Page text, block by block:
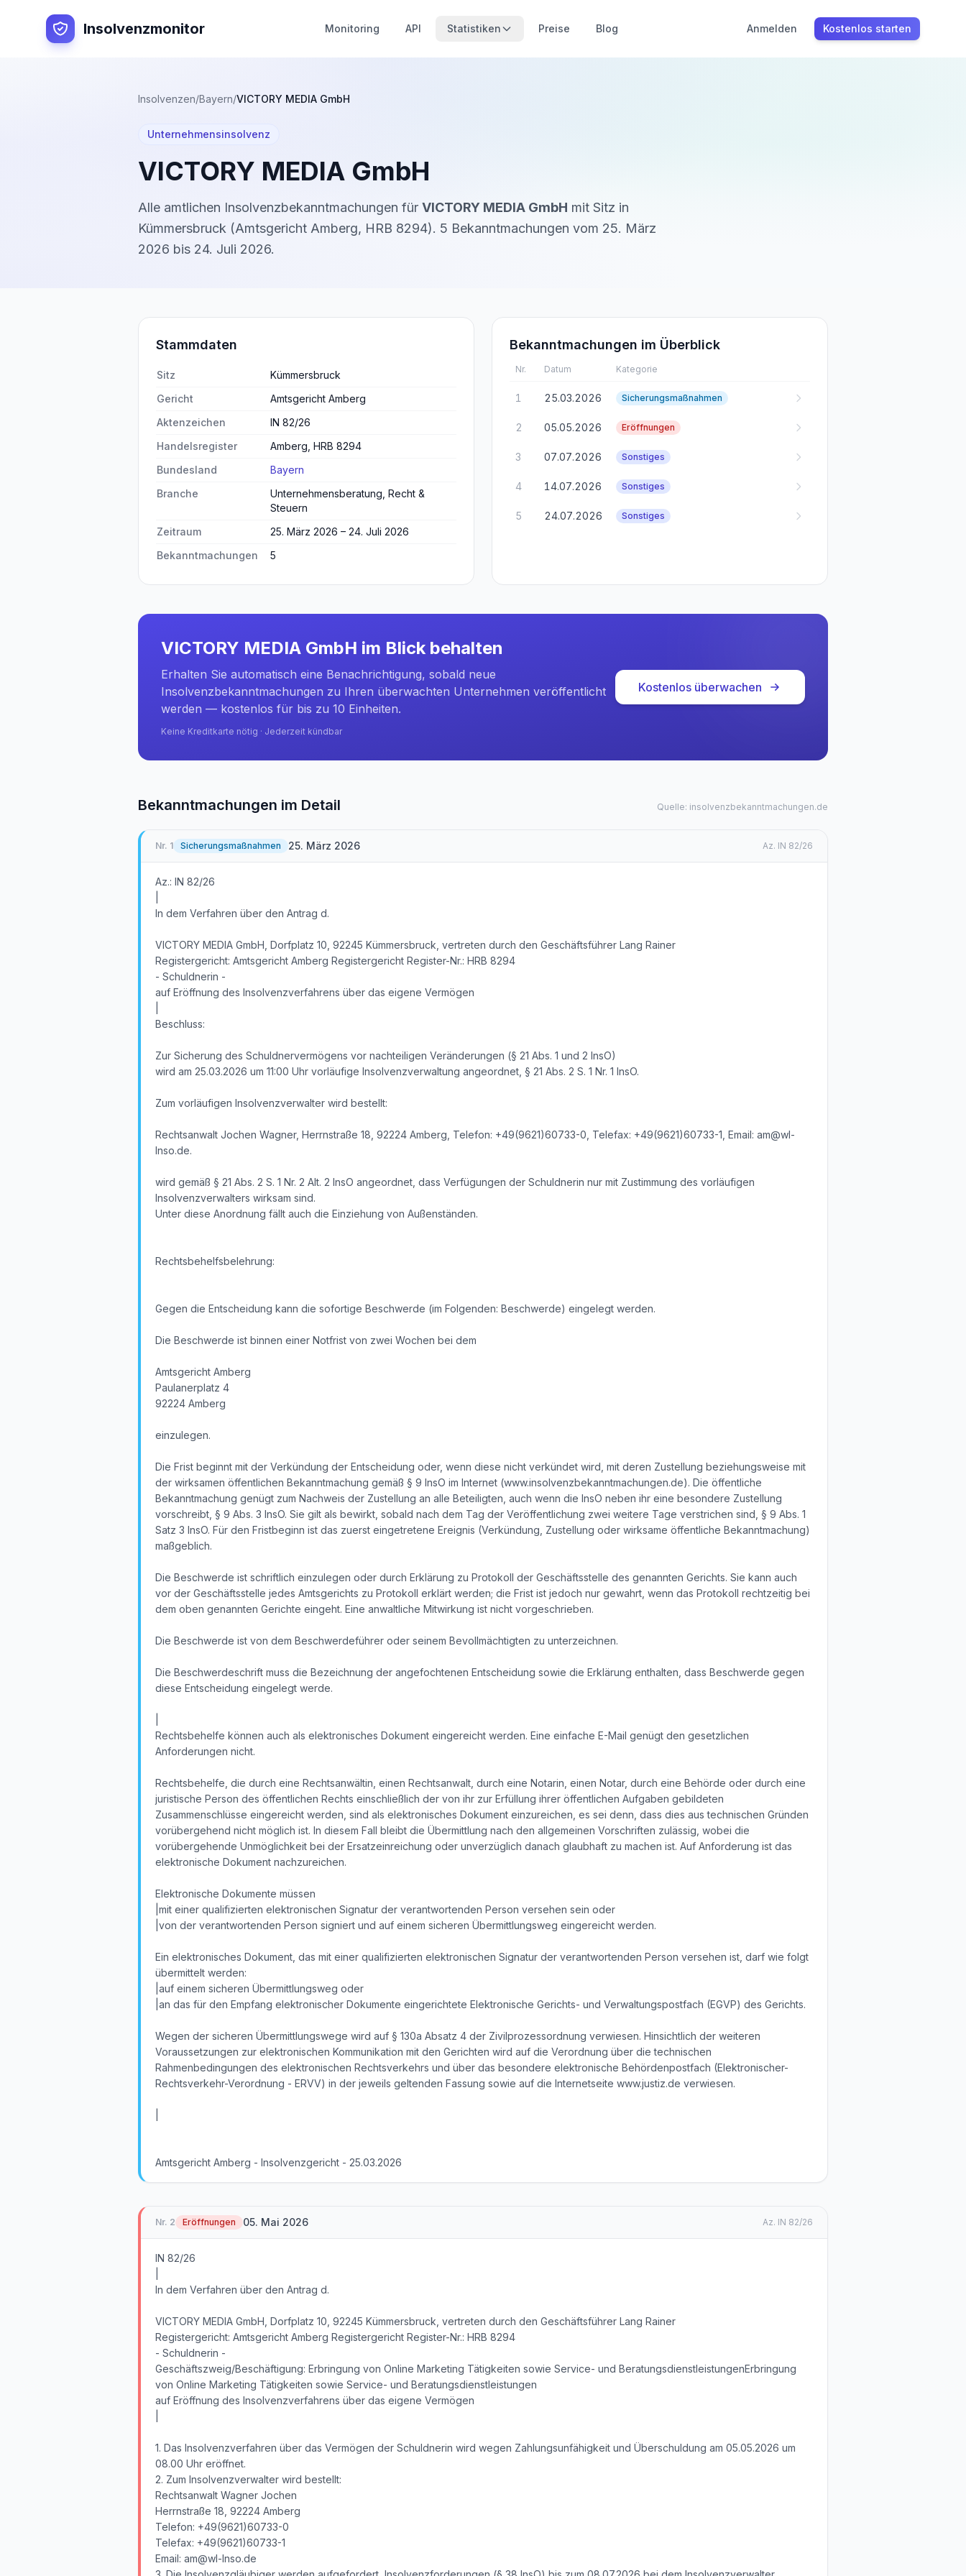
Insolvenzmonitor Monitoring API Statistiken Preise Blog Anmelden Kostenlos starten
Insolvenzen/Bayern/VICTORY MEDIA GmbH
Unternehmensinsolvenz
VICTORY MEDIA GmbH
Alle amtlichen Insolvenzbekanntmachungen für VICTORY MEDIA GmbH mit Sitz in
Kümmersbruck (Amtsgericht Amberg, HRB 8294). 5 Bekanntmachungen vom 25. März
2026 bis 24. Juli 2026.
Stammdaten
Sitz
Kümmersbruck
Gericht
Amtsgericht Amberg
Aktenzeichen
IN 82/26
Handelsregister
Amberg, HRB 8294
Bundesland
Bayern
Branche
Unternehmensberatung, Recht &
Steuern
Zeitraum
25. März 2026 – 24. Juli 2026
Bekanntmachungen
5
Bekanntmachungen im Überblick
Nr. Datum Kategorie
1 25.03.2026 Sicherungsmaßnahmen
2 05.05.2026 Eröffnungen
3 07.07.2026 Sonstiges
4 14.07.2026 Sonstiges
5 24.07.2026 Sonstiges
VICTORY MEDIA GmbH im Blick behalten
Erhalten Sie automatisch eine Benachrichtigung, sobald neue
Insolvenzbekanntmachungen zu Ihren überwachten Unternehmen veröffentlicht
werden — kostenlos für bis zu 10 Einheiten.
Keine Kreditkarte nötig · Jederzeit kündbar
Kostenlos überwachen
Bekanntmachungen im Detail Quelle: insolvenzbekanntmachungen.de
Nr. 1 Sicherungsmaßnahmen 25. März 2026 Az. IN 82/26
Az.: IN 82/26
In dem Verfahren über den Antrag d.
VICTORY MEDIA GmbH, Dorfplatz 10, 92245 Kümmersbruck, vertreten durch den Geschäftsführer Lang Rainer
Registergericht: Amtsgericht Amberg Registergericht Register-Nr.: HRB 8294
- Schuldnerin -
auf Eröffnung des Insolvenzverfahrens über das eigene Vermögen
Beschluss:
Zur Sicherung des Schuldnervermögens vor nachteiligen Veränderungen (§ 21 Abs. 1 und 2 InsO)
wird am 25.03.2026 um 11:00 Uhr vorläufige Insolvenzverwaltung angeordnet, § 21 Abs. 2 S. 1 Nr. 1 InsO.
Zum vorläufigen Insolvenzverwalter wird bestellt:
Rechtsanwalt Jochen Wagner, Herrnstraße 18, 92224 Amberg, Telefon: +49(9621)60733-0, Telefax: +49(9621)60733-1, Email: am@wl-
Inso.de.
wird gemäß § 21 Abs. 2 S. 1 Nr. 2 Alt. 2 InsO angeordnet, dass Verfügungen der Schuldnerin nur mit Zustimmung des vorläufigen
Insolvenzverwalters wirksam sind.
Unter diese Anordnung fällt auch die Einziehung von Außenständen.
Rechtsbehelfsbelehrung:
Gegen die Entscheidung kann die sofortige Beschwerde (im Folgenden: Beschwerde) eingelegt werden.
Die Beschwerde ist binnen einer Notfrist von zwei Wochen bei dem
Amtsgericht Amberg
Paulanerplatz 4
92224 Amberg
einzulegen.
Die Frist beginnt mit der Verkündung der Entscheidung oder, wenn diese nicht verkündet wird, mit deren Zustellung beziehungsweise mit
der wirksamen öffentlichen Bekanntmachung gemäß § 9 InsO im Internet (www.insolvenzbekanntmachungen.de). Die öffentliche
Bekanntmachung genügt zum Nachweis der Zustellung an alle Beteiligten, auch wenn die InsO neben ihr eine besondere Zustellung
vorschreibt, § 9 Abs. 3 InsO. Sie gilt als bewirkt, sobald nach dem Tag der Veröffentlichung zwei weitere Tage verstrichen sind, § 9 Abs. 1
Satz 3 InsO. Für den Fristbeginn ist das zuerst eingetretene Ereignis (Verkündung, Zustellung oder wirksame öffentliche Bekanntmachung)
maßgeblich.
Die Beschwerde ist schriftlich einzulegen oder durch Erklärung zu Protokoll der Geschäftsstelle des genannten Gerichts. Sie kann auch
vor der Geschäftsstelle jedes Amtsgerichts zu Protokoll erklärt werden; die Frist ist jedoch nur gewahrt, wenn das Protokoll rechtzeitig bei
dem oben genannten Gerichte eingeht. Eine anwaltliche Mitwirkung ist nicht vorgeschrieben.
Die Beschwerde ist von dem Beschwerdeführer oder seinem Bevollmächtigten zu unterzeichnen.
Die Beschwerdeschrift muss die Bezeichnung der angefochtenen Entscheidung sowie die Erklärung enthalten, dass Beschwerde gegen
diese Entscheidung eingelegt werde.
Rechtsbehelfe können auch als elektronisches Dokument eingereicht werden. Eine einfache E-Mail genügt den gesetzlichen
Anforderungen nicht.
Rechtsbehelfe, die durch eine Rechtsanwältin, einen Rechtsanwalt, durch eine Notarin, einen Notar, durch eine Behörde oder durch eine
juristische Person des öffentlichen Rechts einschließlich der von ihr zur Erfüllung ihrer öffentlichen Aufgaben gebildeten
Zusammenschlüsse eingereicht werden, sind als elektronisches Dokument einzureichen, es sei denn, dass dies aus technischen Gründen
vorübergehend nicht möglich ist. In diesem Fall bleibt die Übermittlung nach den allgemeinen Vorschriften zulässig, wobei die
vorübergehende Unmöglichkeit bei der Ersatzeinreichung oder unverzüglich danach glaubhaft zu machen ist. Auf Anforderung ist das
elektronische Dokument nachzureichen.
Elektronische Dokumente müssen
|mit einer qualifizierten elektronischen Signatur der verantwortenden Person versehen sein oder
|von der verantwortenden Person signiert und auf einem sicheren Übermittlungsweg eingereicht werden.
Ein elektronisches Dokument, das mit einer qualifizierten elektronischen Signatur der verantwortenden Person versehen ist, darf wie folgt
übermittelt werden:
|auf einem sicheren Übermittlungsweg oder
|an das für den Empfang elektronischer Dokumente eingerichtete Elektronische Gerichts- und Verwaltungspostfach (EGVP) des Gerichts.
Wegen der sicheren Übermittlungswege wird auf § 130a Absatz 4 der Zivilprozessordnung verwiesen. Hinsichtlich der weiteren
Voraussetzungen zur elektronischen Kommunikation mit den Gerichten wird auf die Verordnung über die technischen
Rahmenbedingungen des elektronischen Rechtsverkehrs und über das besondere elektronische Behördenpostfach (Elektronischer-
Rechtsverkehr-Verordnung - ERVV) in der jeweils geltenden Fassung sowie auf die Internetseite www.justiz.de verwiesen.
Amtsgericht Amberg - Insolvenzgericht - 25.03.2026
Nr. 2 Eröffnungen 05. Mai 2026 Az. IN 82/26
IN 82/26
In dem Verfahren über den Antrag d.
VICTORY MEDIA GmbH, Dorfplatz 10, 92245 Kümmersbruck, vertreten durch den Geschäftsführer Lang Rainer
Registergericht: Amtsgericht Amberg Registergericht Register-Nr.: HRB 8294
- Schuldnerin -
Geschäftszweig/Beschäftigung: Erbringung von Online Marketing Tätigkeiten sowie Service- und BeratungsdienstleistungenErbringung
von Online Marketing Tätigkeiten sowie Service- und Beratungsdienstleistungen
auf Eröffnung des Insolvenzverfahrens über das eigene Vermögen
1. Das Insolvenzverfahren über das Vermögen der Schuldnerin wird wegen Zahlungsunfähigkeit und Überschuldung am 05.05.2026 um
08.00 Uhr eröffnet.
2. Zum Insolvenzverwalter wird bestellt:
Rechtsanwalt Wagner Jochen
Herrnstraße 18, 92224 Amberg
Telefon: +49(9621)60733-0
Telefax: +49(9621)60733-1
Email: am@wl-Inso.de